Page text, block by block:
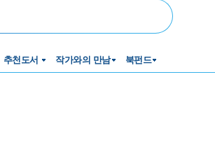
추천도서 작가와의 만남 북펀드